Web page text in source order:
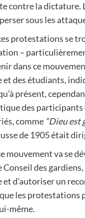
contre la dictature.
sous les
protestations se
–
dans ce
et des étudiants,
présent,
des
comme “Dieu est
de 1905 était
mouvement va se
des
d’autoriser un
les protestations
même.